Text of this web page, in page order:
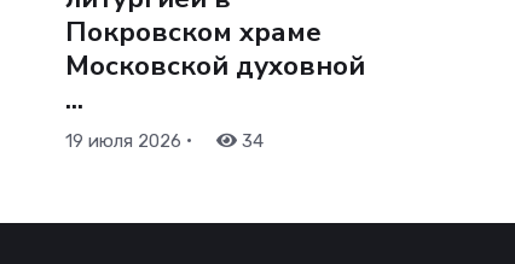
Покровском храме
Московской духовной
...
19 июля 2026 • 34